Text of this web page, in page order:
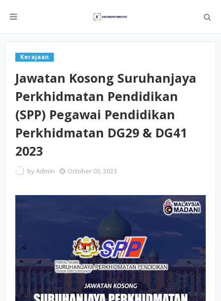
Kerajaan
Jawatan Kosong Suruhanjaya
Perkhidmatan Pendidikan
(SPP) Pegawai Pendidikan
Perkhidmatan DG29 & DG41
2023
byAdmin October 03, 2023